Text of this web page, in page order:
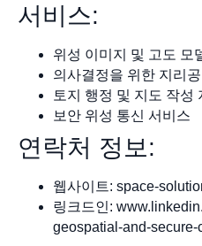
서비스:
위성 이미지 및 고도 모
의사결정을 위한 지리
토지 행정 및 지도 작성
보안 위성 통신 서비스
연락처 정보:
웹사이트: space-
링크드인:
geospatial-and-